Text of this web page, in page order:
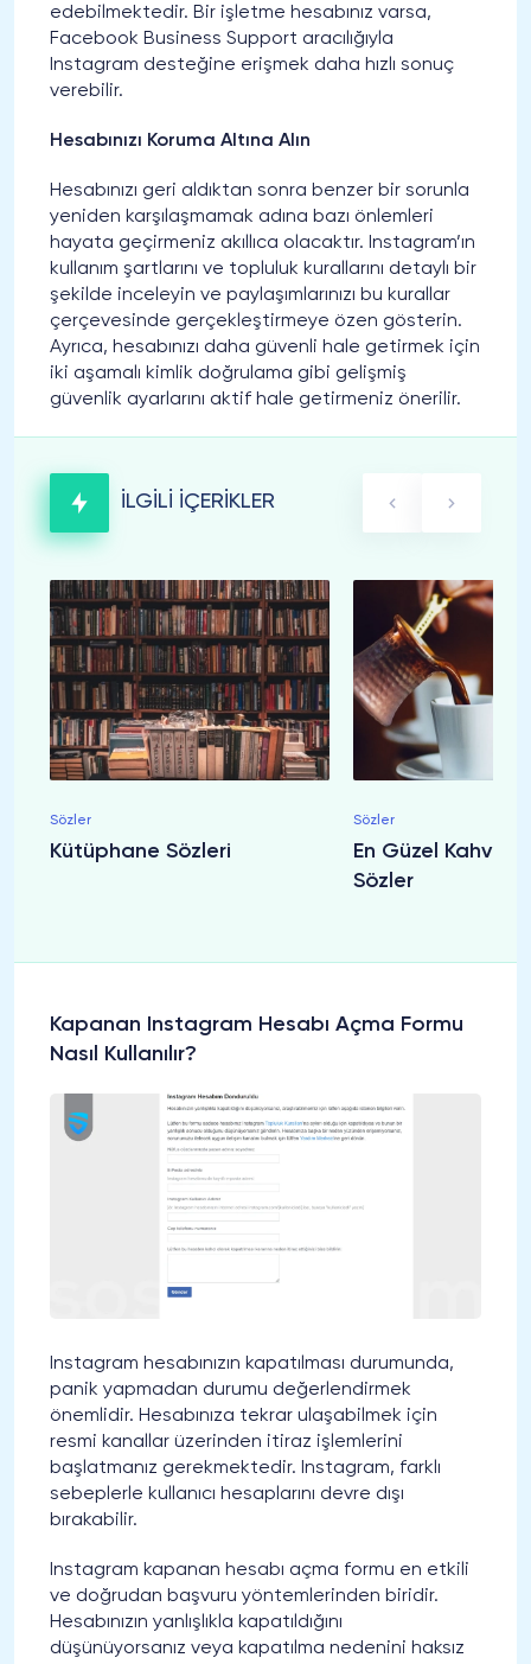
edebilmektedir. Bir işletme hesabınız varsa,
Facebook Business Support aracılığıyla
Instagram desteğine erişmek daha hızlı sonuç
verebilir.
Hesabınızı Koruma Altına Alın
Hesabınızı geri aldıktan sonra benzer bir sorunla
yeniden karşılaşmamak adına bazı önlemleri
hayata geçirmeniz akıllıca olacaktır. Instagram’ın
kullanım şartlarını ve topluluk kurallarını detaylı bir
şekilde inceleyin ve paylaşımlarınızı bu kurallar
çerçevesinde gerçekleştirmeye özen gösterin.
Ayrıca, hesabınızı daha güvenli hale getirmek için
iki aşamalı kimlik doğrulama gibi gelişmiş
güvenlik ayarlarını aktif hale getirmeniz önerilir.
İLGİLİ İÇERİKLER
Sözler
Kütüphane Sözleri
Sözler
En Güzel
Sözler
Kapanan Instagram Hesabı Açma Formu
Nasıl Kullanılır?
Instagram hesabınızın kapatılması durumunda,
panik yapmadan durumu değerlendirmek
önemlidir. Hesabınıza tekrar ulaşabilmek için
resmi kanallar üzerinden itiraz işlemlerini
başlatmanız gerekmektedir. Instagram, farklı
sebeplerle kullanıcı hesaplarını devre dışı
bırakabilir.
Instagram kapanan hesabı açma formu en etkili
ve doğrudan başvuru yöntemlerinden biridir.
Hesabınızın yanlışlıkla kapatıldığını
düşünüyorsanız veya kapatılma nedenini haksız